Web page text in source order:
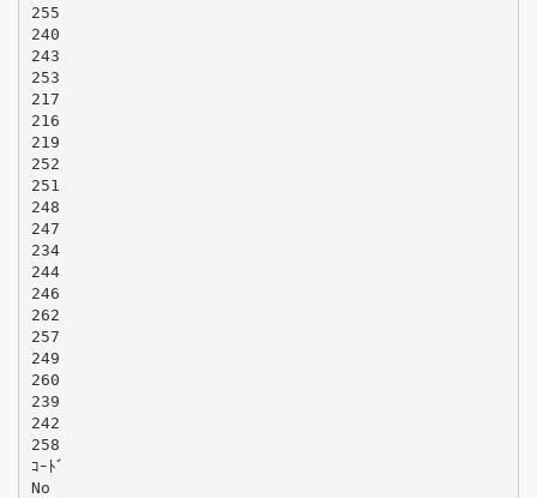
255
240
243
253
217
216
219
252
251
248
247
234
244
246
262
257
249
260
239
242
258
ｺｰﾄﾞ
No